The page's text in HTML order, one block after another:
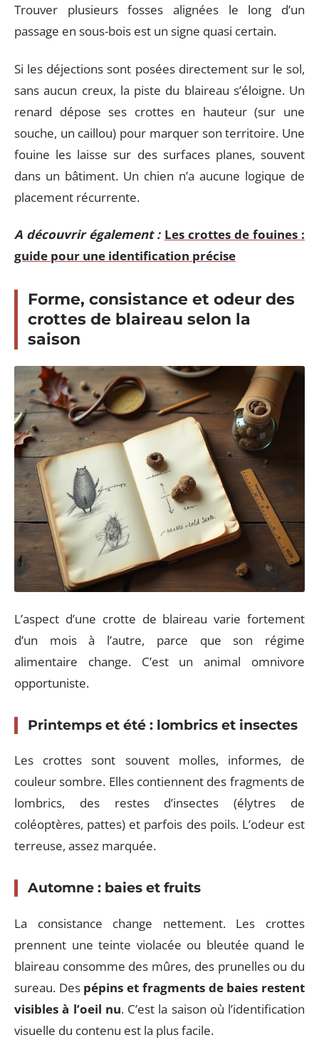
Trouver plusieurs fosses alignées le long d’un
passage en sous-bois est un signe quasi certain.
Si les déjections sont posées directement sur le sol,
sans aucun creux, la piste du blaireau s’éloigne. Un
renard dépose ses crottes en hauteur (sur une
souche, un caillou) pour marquer son territoire. Une
fouine les laisse sur des surfaces planes, souvent
dans un bâtiment. Un chien n’a aucune logique de
placement récurrente.
A découvrir également : Les crottes de fouines :
guide pour une identification précise
Forme, consistance et odeur des
crottes de blaireau selon la
saison
L’aspect d’une crotte de blaireau varie fortement
d’un mois à l’autre, parce que son régime
alimentaire change. C’est un animal omnivore
opportuniste.
Printemps et été : lombrics et insectes
Les crottes sont souvent molles, informes, de
couleur sombre. Elles contiennent des fragments de
lombrics, des restes d’insectes (élytres de
coléoptères, pattes) et parfois des poils. L’odeur est
terreuse, assez marquée.
Automne : baies et fruits
La consistance change nettement. Les crottes
prennent une teinte violacée ou bleutée quand le
blaireau consomme des mûres, des prunelles ou du
sureau. Des pépins et fragments de baies restent
visibles à l’oeil nu. C’est la saison où l’identification
visuelle du contenu est la plus facile.